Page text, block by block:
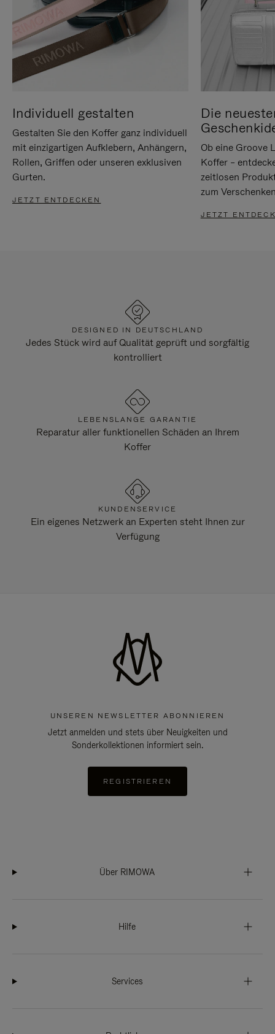
Individuell gestalten
Gestalten Sie den Koffer ganz individuell
mit einzigartigen Aufklebern, Anhängern,
Rollen, Griffen oder unseren exklusiven
Gurten.
JETZT ENTDECKEN
Die
Ob eine Groove
Koffer –
zeitlosen
zum
JETZT
DESIGNED IN DEUTSCHLAND
Jedes Stück wird auf Qualität geprüft und sorgfältig
kontrolliert
LEBENSLANGE GARANTIE
Reparatur aller funktionellen Schäden an Ihrem
Koffer
KUNDENSERVICE
Ein eigenes Netzwerk an Experten steht Ihnen zur
Verfügung
UNSEREN NEWSLETTER ABONNIEREN
Jetzt anmelden und stets über Neuigkeiten und
Sonderkollektionen informiert sein.
REGISTRIEREN
Über RIMOWA
Hilfe
Services